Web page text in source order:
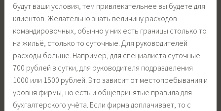
будут ваши условия, тем привлекательнее вы будете для
клиентов. Желательно знать величину расходов
командировочных, обычно у них есть границы столько то
на жильё, столько то суточные. Для руководителей
расходы больше. Например, для специалиста суточные
700 рублей в сутки, для руководителя подразделения
1000 или 1500 рублей. Это зависит от местопребывания и
уровня фирмы, но есть и общепринятые правила для
бухгалтерского учёта. Если фирма доплачивает, то с